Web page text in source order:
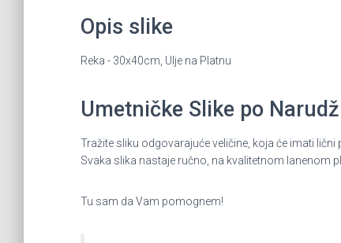
Opis slike
Reka - 30x40cm, Ulje na Platnu
Umetničke Slike po
Tražite sliku odgovarajuće veličine, koja će imati
Svaka slika nastaje ručno, na kvalitetnom lanenom
Tu sam da Vam pomognem!